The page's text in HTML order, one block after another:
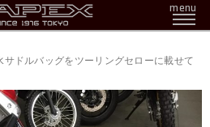
menu
サドルバッグをツーリングセローに載せて